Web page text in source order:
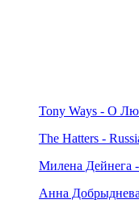
Tony Ways - О
The Hatters -
Милена Дейнега
Анна